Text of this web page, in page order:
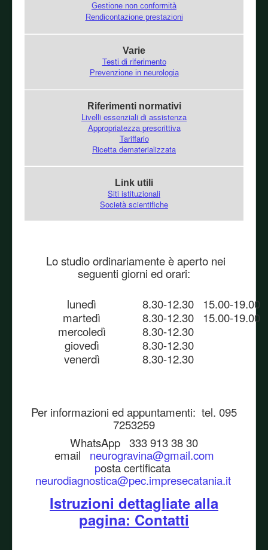
Gestione non conformità
Rendicontazione prestazioni
Varie
Testi di riferimento
Prevenzione in neurologia
Riferimenti normativi
Livelli essenziali di assistenza
Appropriatezza prescrittiva
Tariffario
Ricetta dematerializzata
Link utili
Siti istituzionali
Società scientifiche
Lo studio ordinariamente è aperto nei
seguenti giorni ed orari:
lunedì
8.30-12.30 15.00-19.00
martedì
8.30-12.30 15.00-19.00
mercoledì
8.30-12.30
giovedì
8.30-12.30
venerdì
8.30-12.30
Per informazioni ed appuntamenti: tel. 095
7253259
WhatsApp 333 913 38 30
email neurogravina@gmail.com
posta certificata
neurodiagnostica@pec.impresecatania.it
Istruzioni dettagliate alla
pagina: Contatti